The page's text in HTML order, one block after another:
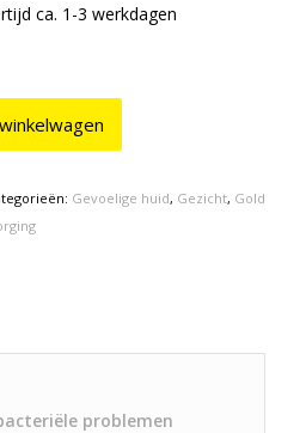
ca. 1-3 werkdagen
Gevoelige huid, Gezicht, Gold
problemen